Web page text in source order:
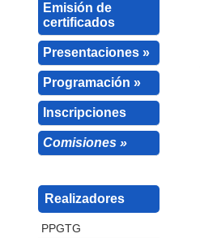
Emisión de
certificados
Presentaciones »
Programación »
Inscripciones
Comisiones »
Realizadores
PPGTG